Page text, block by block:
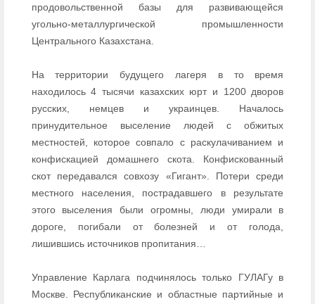
продовольственной базы для развивающейся
угольно-металлургической промышленности
Центрального Казахстана.
На территории будущего лагеря в то время
находилось 4 тысячи казахских юрт и 1200 дворов
русских, немцев и украинцев. Началось
принудительное выселение людей с обжитых
местностей, которое совпало с раскулачиванием и
конфискацией домашнего скота. Конфискованный
скот передавался совхозу «Гигант». Потери среди
местного населения, пострадавшего в результате
этого выселения были огромны, люди умирали в
дороге, погибали от болезней и от голода,
лишившись источников пропитания…
Управление Карлага подчинялось только ГУЛАГу в
Москве. Республиканские и областные партийные и